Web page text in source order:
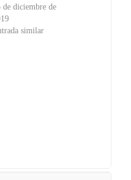
de diciembre de
similar